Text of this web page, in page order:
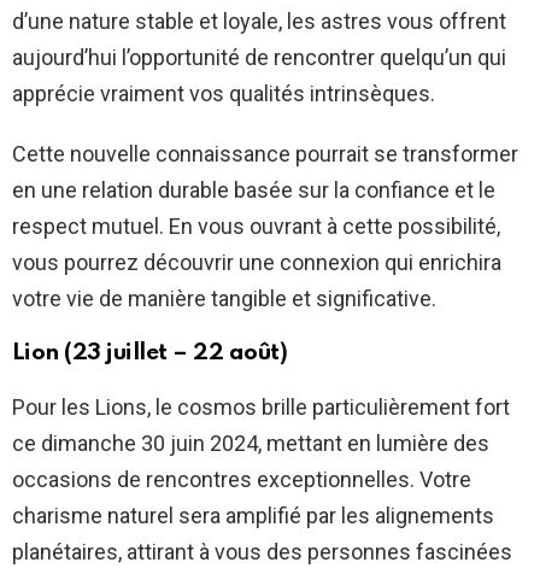
d’une nature stable et loyale, les astres vous offrent
aujourd’hui l’opportunité de rencontrer quelqu’un qui
apprécie vraiment vos qualités intrinsèques.
Cette nouvelle connaissance pourrait se transformer
en une relation durable basée sur la confiance et le
respect mutuel. En vous ouvrant à cette possibilité,
vous pourrez découvrir une connexion qui enrichira
votre vie de manière tangible et significative.
Lion (23 juillet – 22 août)
Pour les Lions, le cosmos brille particulièrement fort
ce dimanche 30 juin 2024, mettant en lumière des
occasions de rencontres exceptionnelles. Votre
charisme naturel sera amplifié par les alignements
planétaires, attirant à vous des personnes fascinées